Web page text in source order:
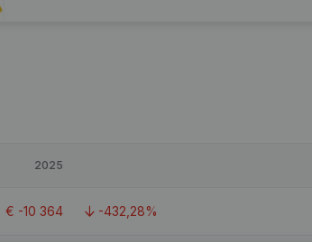
2025
€ -10 364 -432,28%